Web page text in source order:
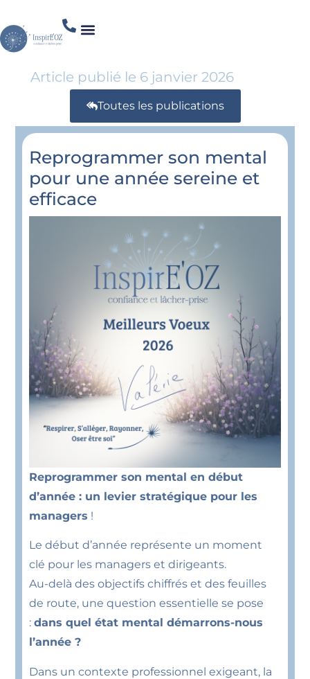
Article publié le 6 janvier 2026
Toutes les publications
Reprogrammer son mental
pour une année sereine et
efficace
Reprogrammer son mental en début
d’année : un levier stratégique pour les
managers !
Le début d’année représente un moment
clé pour les managers et dirigeants.
Au-delà des objectifs chiffrés et des feuilles
de route, une question essentielle se pose
:dans quel état mental démarrons-nous
l’année ?
Dans un contexte professionnel exigeant, la